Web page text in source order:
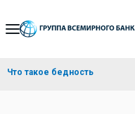
Skip
Navigation
Что такое бедность